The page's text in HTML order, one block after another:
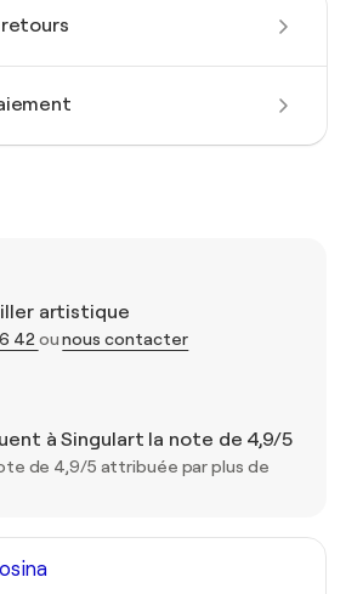
artistique
42 ounous contacter
à Singulart la note de 4,9/5
de 4,9/5 attribuée par plus de